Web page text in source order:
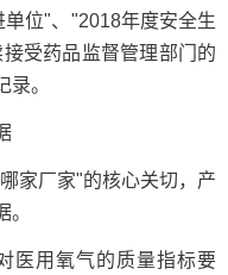
位"、"2018年度安全生
受药品监督管理部门的
。
厂家"的核心关切，产
用氧气的质量指标要